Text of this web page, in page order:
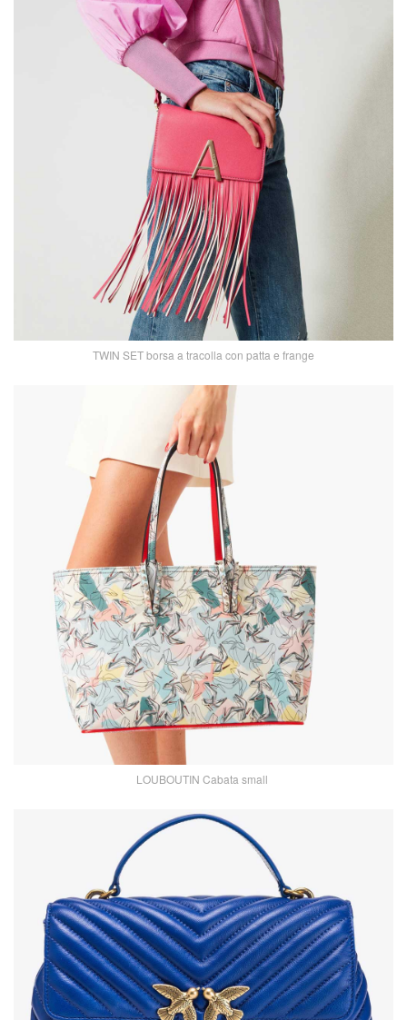
TWIN SET borsa a tracolla con patta e frange
LOUBOUTIN Cabata small